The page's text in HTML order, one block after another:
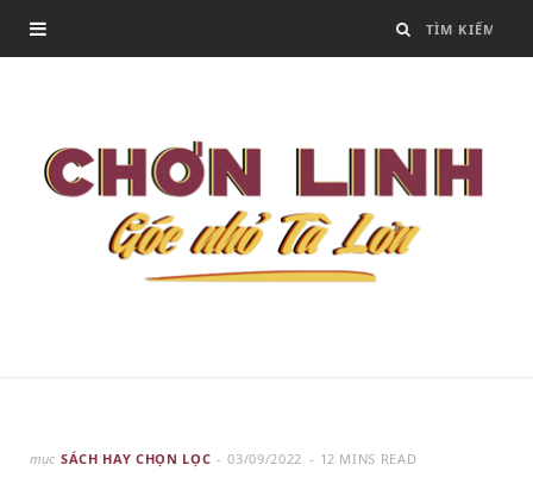
mục SÁCH HAY CHỌN LỌC 03/09/2022 12 MINS READ